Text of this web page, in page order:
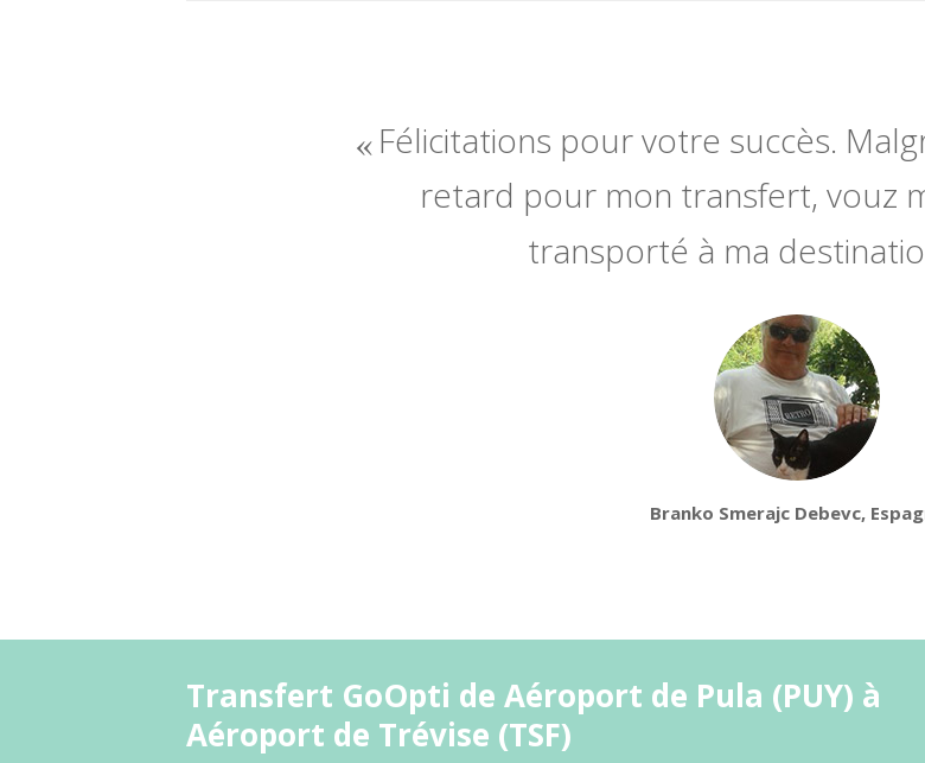
Félicitations pour votre succès.
retard pour mon transfert, vouz
transporté à ma
Branko Smerajc Debevc,
Transfert GoOpti de Aéroport de Pula (PUY) à
Aéroport de Trévise (TSF)